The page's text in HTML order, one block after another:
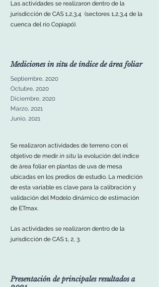
Las actividades se realizaron dentro de la
jurisdicción de CAS 1,2,3,4 (sectores 1,2,3,4 de la
cuenca del río Copiapó).
Mediciones in situ de índice de área foliar
Septiembre, 2020
Octubre, 2020
Diciembre, 2020
Marzo, 2021
Junio, 2021
Se realizaron actividades de terreno con el
objetivo de medir in situ la evolución del índice
de área foliar en plantas de uva de mesa
ubicadas en los predios de estudio. La medición
de esta variable es clave para la calibración y
validación del Modelo dinámico de estimación
de ETmax.
Las actividades se realizaron dentro de la
jurisdicción de CAS 1, 2, 3.
Presentación de principales resultados a